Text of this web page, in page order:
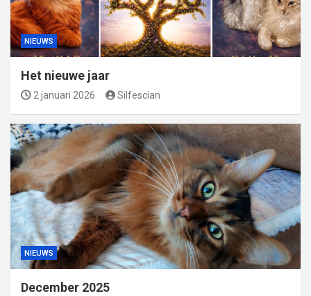
NIEUWS
Het nieuwe jaar
2 januari 2026 Silfescian
NIEUWS
December 2025